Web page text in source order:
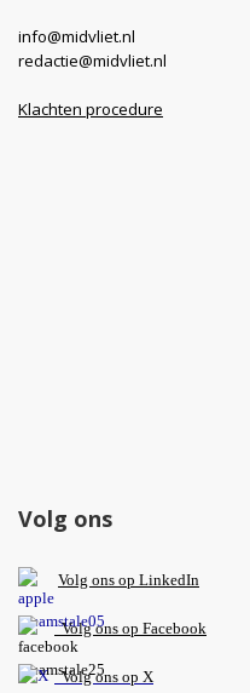
info@midvliet.nl
redactie@midvliet.nl
Klachten procedure
Volg ons
Volg ons op LinkedIn
Volg ons op Facebook
Volg ons op X